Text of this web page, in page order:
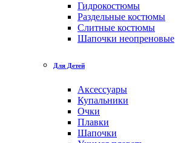
Гидрокостюмы
Раздельные костюмы
Слитные костюмы
Шапочки неопреновые
Для Детей
Аксессуары
Купальники
Очки
Плавки
Шапочки